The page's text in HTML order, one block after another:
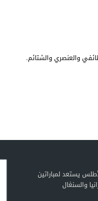
والعنصري والشتائم.
يستعد لمباراتين
والسنغال